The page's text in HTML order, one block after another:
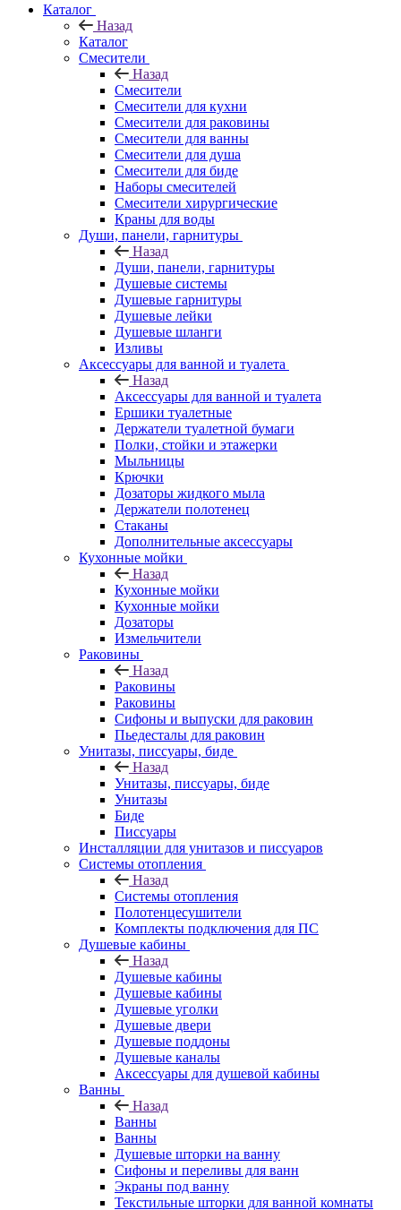
Каталог
Назад
Каталог
Смесители
Назад
Смесители
Смесители для кухни
Смесители для раковины
Смесители для ванны
Смесители для душа
Смесители для биде
Наборы смесителей
Смесители хирургические
Краны для воды
Души, панели, гарнитуры
Назад
Души, панели, гарнитуры
Душевые системы
Душевые гарнитуры
Душевые лейки
Душевые шланги
Изливы
Аксессуары для ванной и туалета
Назад
Аксессуары для ванной и туалета
Ершики туалетные
Держатели туалетной бумаги
Полки, стойки и этажерки
Мыльницы
Крючки
Дозаторы жидкого мыла
Держатели полотенец
Стаканы
Дополнительные аксессуары
Кухонные мойки
Назад
Кухонные мойки
Кухонные мойки
Дозаторы
Измельчители
Раковины
Назад
Раковины
Раковины
Сифоны и выпуски для раковин
Пьедесталы для раковин
Унитазы, писсуары, биде
Назад
Унитазы, писсуары, биде
Унитазы
Биде
Писсуары
Инсталляции для унитазов и писсуаров
Системы отопления
Назад
Системы отопления
Полотенцесушители
Комплекты подключения для ПС
Душевые кабины
Назад
Душевые кабины
Душевые кабины
Душевые уголки
Душевые двери
Душевые поддоны
Душевые каналы
Аксессуары для душевой кабины
Ванны
Назад
Ванны
Ванны
Душевые шторки на ванну
Сифоны и переливы для ванн
Экраны под ванну
Текстильные шторки для ванной комнаты